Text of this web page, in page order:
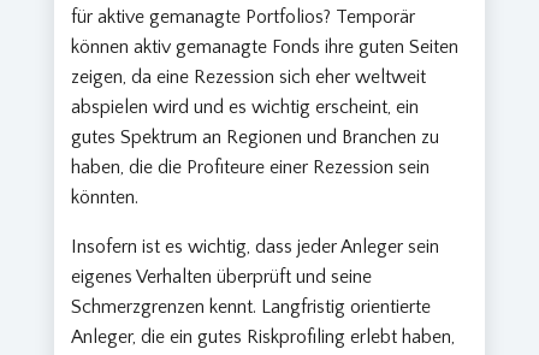
für aktive gemanagte Portfolios? Temporär
können aktiv gemanagte Fonds ihre guten Seiten
zeigen, da eine Rezession sich eher weltweit
abspielen wird und es wichtig erscheint, ein
gutes Spektrum an Regionen und Branchen zu
haben, die die Profiteure einer Rezession sein
könnten.
Insofern ist es wichtig, dass jeder Anleger sein
eigenes Verhalten überprüft und seine
Schmerzgrenzen kennt. Langfristig orientierte
Anleger, die ein gutes Riskprofiling erlebt haben,